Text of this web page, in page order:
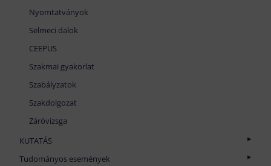
Nyomtatványok
Selmeci dalok
CEEPUS
Szakmai gyakorlat
Szabályzatok
Szakdolgozat
Záróvizsga
KUTATÁS
Tudományos műhelyek, kutatási területek
Tudományos események